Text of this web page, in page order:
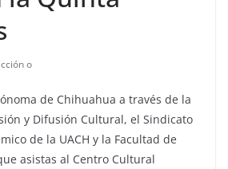
o
de Chihuahua a través de la
y Difusión Cultural, el Sindicato
de la UACH y la Facultad de
asistas al Centro Cultural